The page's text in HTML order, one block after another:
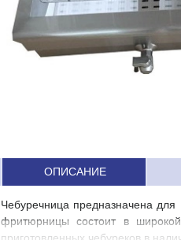
ОПИСАНИЕ
Чебуречница предназначена
фритюрницы состоит в